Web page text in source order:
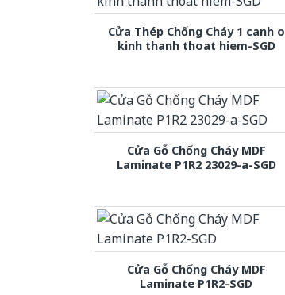
Cửa Thép Chống Cháy 1 canh o
kinh thanh thoat hiem-SGD
Cửa Gỗ Chống Cháy MDF
Laminate P1R2 23029-a-SGD
Cửa Gỗ Chống Cháy MDF
Laminate P1R2-SGD